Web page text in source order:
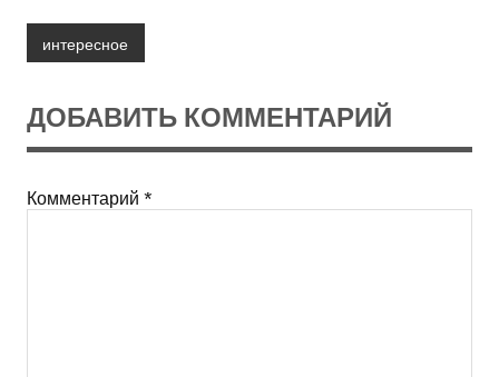
интересное
ДОБАВИТЬ КОММЕНТАРИЙ
Комментарий *